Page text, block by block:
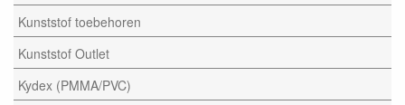
Kunststof toebehoren
Kunststof Outlet
Kydex (PMMA/PVC)